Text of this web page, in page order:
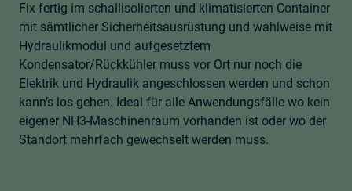
Fix fertig im schallisolierten und klimatisierten Container
mit sämtlicher Sicherheitsausrüstung und wahlweise mit
Hydraulikmodul und aufgesetztem
Kondensator/Rückkühler muss vor Ort nur noch die
Elektrik und Hydraulik angeschlossen werden und schon
kann’s los gehen. Ideal für alle Anwendungsfälle wo kein
eigener NH3-Maschinenraum vorhanden ist oder wo der
Standort mehrfach gewechselt werden muss.